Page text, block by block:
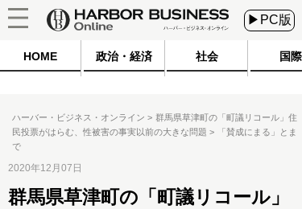
▶PC版
HOME 政治・経済 社会 国際
ハーバー・ビジネス・オンライン
群馬県草津町の「町議リコール」住
民投票がはらむ、性被害の事実以前の大きな問題
「賛成にまる」とま
で
2020年12月07日
群馬県草津町の「町議リコール」